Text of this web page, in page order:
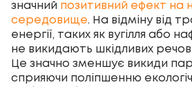
значний позитивний ефект на
середовище. На відміну від
енергії, таких як вугілля або
не викидають шкідливих
Це значно зменшує викиди
сприяючи поліпшенню